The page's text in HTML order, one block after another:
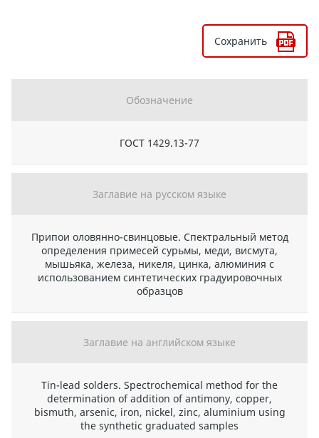
Сохранить
Обозначение
ГОСТ 1429.13-77
Заглавие на русском языке
Припои оловянно-свинцовые. Спектральный метод
определения примесей сурьмы, меди, висмута,
мышьяка, железа, никеля, цинка, алюминия с
использованием синтетических градуировочных
образцов
Заглавие на английском языке
Tin-lead solders. Spectrochemical method for the
determination of addition of antimony, copper,
bismuth, arsenic, iron, nickel, zinc, aluminium using
the synthetic graduated samples